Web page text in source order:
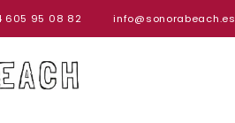
605 95 08 82 info@sonorabeach.es